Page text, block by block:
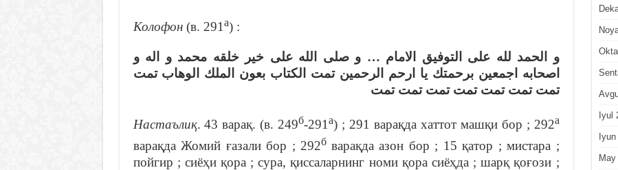
Колофон(в. 291 а) :
و الحمد لله على التوفيق الامام … و صلى الله على خير خلقه محمد و اله و
اصحابه اجمعين برحمتك يا ارحم الرحمين تمت الكتاب بعون الملك الوهاب تمت
تمت تمت تمت تمت تمت تمت تمت
Настаълиқ. 43 варақ. (в. 249б-291а) ; 291 варақда хаттот машқи бор ; 292а
варақда Жомий ғазали бор ; 292б варақда азон бор ; 15 қатор ; мистара ;
пойгир ; сиёҳи қора ; сура, қиссаларнинг номи қора сиёҳда ; шарқ қоғози ;
Iyul
Iyun
May